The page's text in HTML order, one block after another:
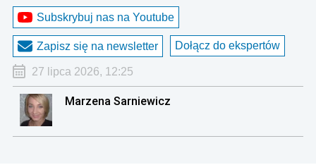
Subskrybuj nas na Youtube
Zapisz się na newsletter Dołącz do ekspertów
27 lipca 2026, 12:25
Marzena Sarniewicz